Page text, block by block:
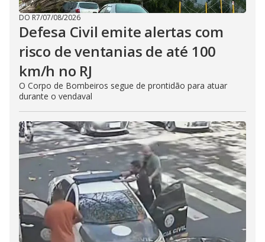
DO R7/07/08/2026
Defesa Civil emite alertas com
risco de ventanias de até 100
km/h no RJ
O Corpo de Bombeiros segue de prontidão para atuar
durante o vendaval